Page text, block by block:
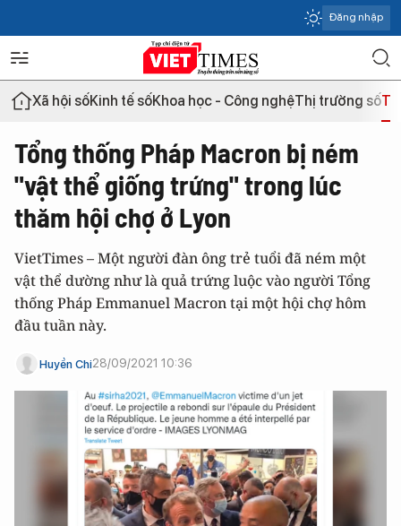
Đăng nhập
Xã hội sốKinh tế sốKhoa học - Công nghệThị trường số
Tổng thống Pháp Macron bị ném
"vật thể giống trứng" trong lúc
thăm hội chợ ở Lyon
VietTimes – Một người đàn ông trẻ tuổi đã ném một
vật thể dường như là quả trứng luộc vào người Tổng
thống Pháp Emmanuel Macron tại một hội chợ hôm
đầu tuần này.
Huyền Chi28/09/2021 10:36